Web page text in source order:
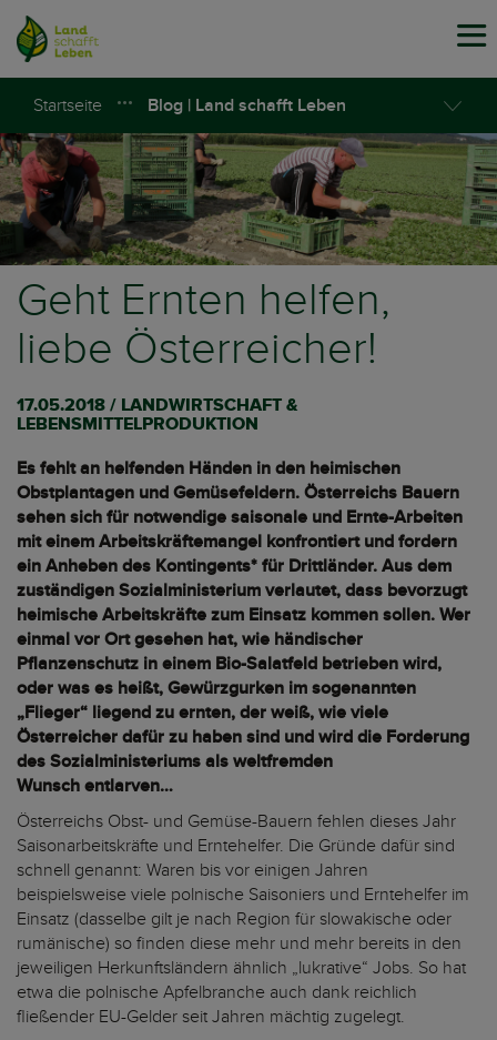
Startseite Blog | Land schafft Leben
Geht Ernten helfen,
liebe Österreicher!
17.05.2018 / LANDWIRTSCHAFT &
LEBENSMITTELPRODUKTION
Es fehlt an helfenden Händen in den heimischen
Obstplantagen und Gemüsefeldern. Österreichs Bauern
sehen sich für notwendige saisonale und Ernte-Arbeiten
mit einem Arbeitskräftemangel konfrontiert und fordern
ein Anheben des Kontingents* für Drittländer. Aus dem
zuständigen Sozialministerium verlautet, dass bevorzugt
heimische Arbeitskräfte zum Einsatz kommen sollen. Wer
einmal vor Ort gesehen hat, wie händischer
Pflanzenschutz in einem Bio-Salatfeld betrieben wird,
oder was es heißt, Gewürzgurken im sogenannten
„Flieger“ liegend zu ernten, der weiß, wie viele
Österreicher dafür zu haben sind und wird die Forderung
des Sozialministeriums als weltfremden
Wunsch entlarven…
Österreichs Obst- und Gemüse-Bauern fehlen dieses Jahr
Saisonarbeitskräfte und Erntehelfer. Die Gründe dafür sind
schnell genannt: Waren bis vor einigen Jahren
beispielsweise viele polnische Saisoniers und Erntehelfer im
Einsatz (dasselbe gilt je nach Region für slowakische oder
rumänische) so finden diese mehr und mehr bereits in den
jeweiligen Herkunftsländern ähnlich „lukrative“ Jobs. So hat
etwa die polnische Apfelbranche auch dank reichlich
fließender EU-Gelder seit Jahren mächtig zugelegt.